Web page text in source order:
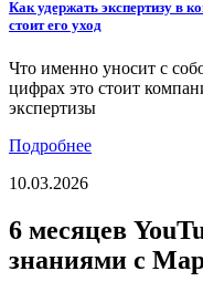
Как удержать экспертизу в
стоит его уход
Что именно уносит с
цифрах это стоит
экспертизы
Подробнее
10.03.2026
6 месяцев
знаниями с